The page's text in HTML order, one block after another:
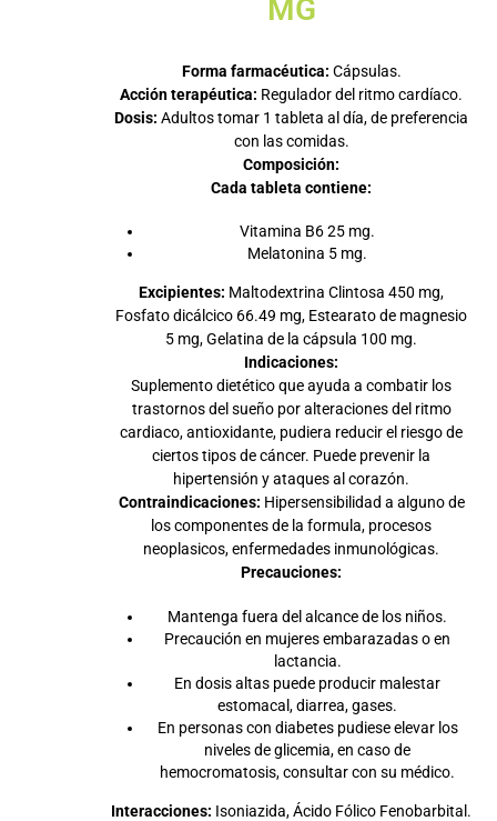
MG
Forma farmacéutica: Cápsulas.
Acción terapéutica: Regulador del ritmo cardíaco.
Dosis: Adultos tomar 1 tableta al día, de preferencia
con las comidas.
Composición:
Cada tableta contiene:
Vitamina B6 25 mg.
Melatonina 5 mg.
Excipientes: Maltodextrina Clintosa 450 mg,
Fosfato dicálcico 66.49 mg, Estearato de magnesio
5 mg, Gelatina de la cápsula 100 mg.
Indicaciones:
Suplemento dietético que ayuda a combatir los
trastornos del sueño por alteraciones del ritmo
cardiaco, antioxidante, pudiera reducir el riesgo de
ciertos tipos de cáncer. Puede prevenir la
hipertensión y ataques al corazón.
Contraindicaciones: Hipersensibilidad a alguno de
los componentes de la formula, procesos
neoplasicos, enfermedades inmunológicas.
Precauciones:
Mantenga fuera del alcance de los niños.
Precaución en mujeres embarazadas o en
lactancia.
En dosis altas puede producir malestar
estomacal, diarrea, gases.
En personas con diabetes pudiese elevar los
niveles de glicemia, en caso de
hemocromatosis, consultar con su médico.
Interacciones: Isoniazida, Ácido Fólico Fenobarbital.